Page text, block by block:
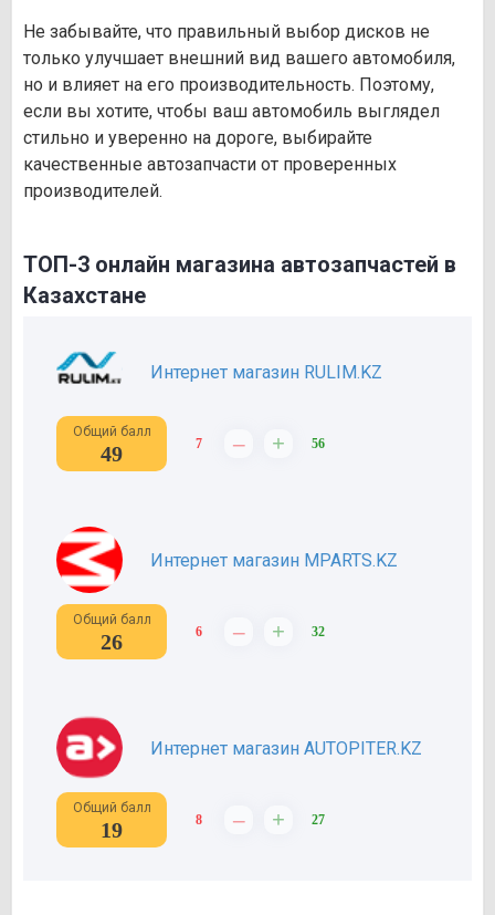
Не забывайте, что правильный выбор дисков не
только улучшает внешний вид вашего автомобиля,
но и влияет на его производительность. Поэтому,
если вы хотите, чтобы ваш автомобиль выглядел
стильно и уверенно на дороге, выбирайте
качественные автозапчасти от проверенных
производителей.
ТОП-3 онлайн магазина автозапчастей в
Казахстане
Интернет магазин RULIM.KZ
Общий балл
49 7 – + 56
Интернет магазин MPARTS.KZ
Общий балл
26 6 – + 32
Интернет магазин AUTOPITER.KZ
Общий балл
19 8 – + 27